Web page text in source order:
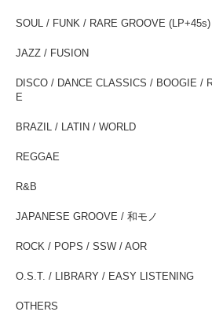
SOUL / FUNK / RARE GROOVE (LP+45s)
JAZZ / FUSION
DISCO / DANCE CLASSICS / BOOGIE /
E
BRAZIL / LATIN / WORLD
REGGAE
R&B
JAPANESE GROOVE / 和モノ
ROCK / POPS / SSW / AOR
O.S.T. / LIBRARY / EASY LISTENING
OTHERS